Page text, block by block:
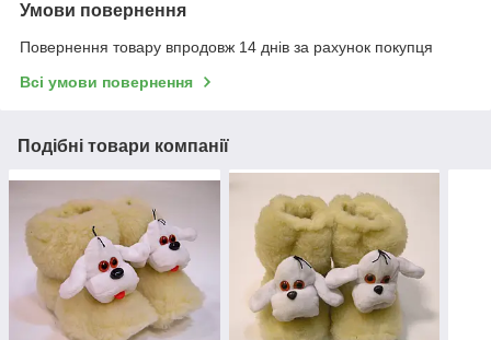
Умови повернення
Повернення товару впродовж 14 днів за рахунок покупця
Всі умови повернення
Подібні товари компанії